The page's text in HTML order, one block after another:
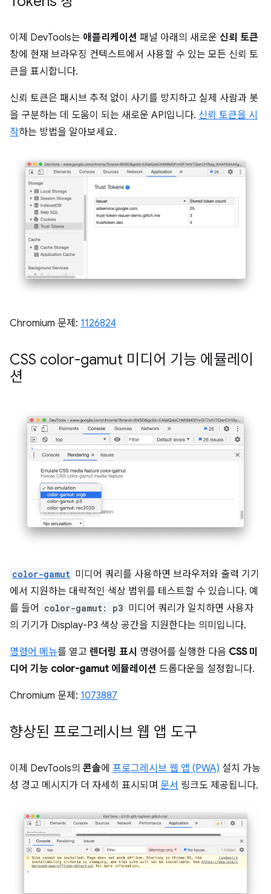
이제 DevTools는 애플리케이션 패널 아래의 새로운 신뢰 토큰
창에 현재 브라우징 컨텍스트에서 사용할 수 있는 모든 신뢰 토
큰을 표시합니다.
신뢰 토큰은 패시브 추적 없이 사기를 방지하고 실제 사람과 봇
을 구분하는 데 도움이 되는 새로운 API입니다. 신뢰 토큰을 시
작하는 방법을 알아보세요.
Chromium 문제: 1126824
CSS color-gamut 미디어 기능 에뮬레이
션
color-gamut 미디어 쿼리를 사용하면 브라우저와 출력 기기
에서 지원하는 대략적인 색상 범위를 테스트할 수 있습니다. 예
를 들어
color-gamut: p3 미디어 쿼리가 일치하면 사용자
의 기기가 Display-P3 색상 공간을 지원한다는 의미입니다.
명령어 메뉴를 열고 렌더링 표시 명령어를 실행한 다음 CSS 미
디어 기능 color-gamut 에뮬레이션 드롭다운을 설정합니다.
Chromium 문제: 1073887
향상된 프로그레시브 웹 앱 도구
이제 DevTools의 콘솔에 프로그레시브 웹 앱 (PWA) 설치 가능
성 경고 메시지가 더 자세히 표시되며 문서 링크도 제공됩니다.